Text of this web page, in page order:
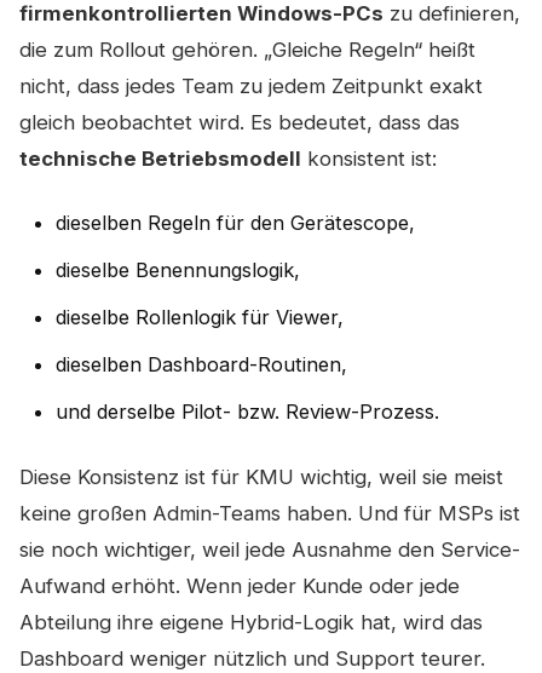
firmenkontrollierten Windows-PCs zu definieren,
die zum Rollout gehören. „Gleiche Regeln“ heißt
nicht, dass jedes Team zu jedem Zeitpunkt exakt
gleich beobachtet wird. Es bedeutet, dass das
technische Betriebsmodell konsistent ist:
dieselben Regeln für den Gerätescope,
dieselbe Benennungslogik,
dieselbe Rollenlogik für Viewer,
dieselben Dashboard-Routinen,
und derselbe Pilot- bzw. Review-Prozess.
Diese Konsistenz ist für KMU wichtig, weil sie meist
keine großen Admin-Teams haben. Und für MSPs ist
sie noch wichtiger, weil jede Ausnahme den Service-
Aufwand erhöht. Wenn jeder Kunde oder jede
Abteilung ihre eigene Hybrid-Logik hat, wird das
Dashboard weniger nützlich und Support teurer.